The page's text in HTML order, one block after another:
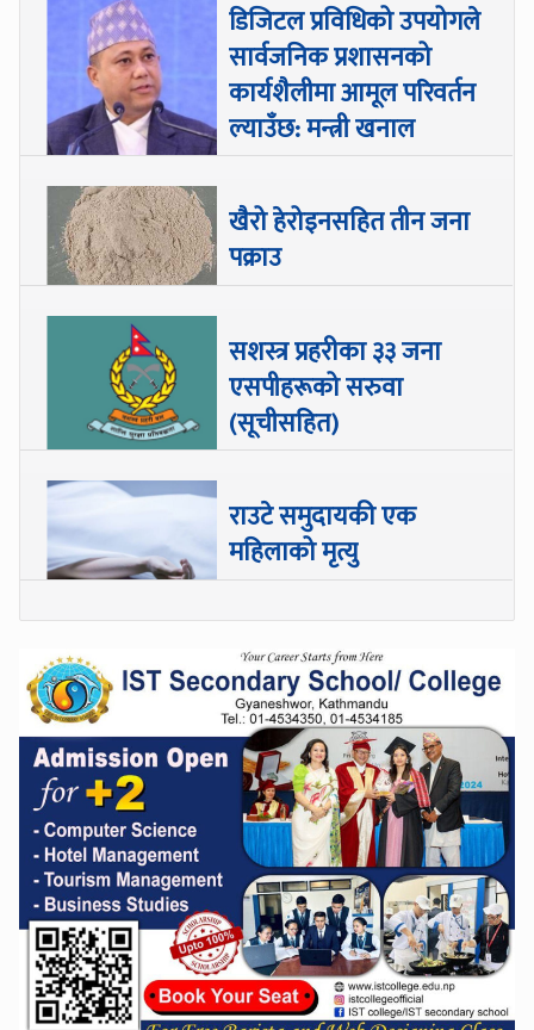
डिजिटल प्रविधिको उपयोगले
सार्वजनिक प्रशासनको
कार्यशैलीमा आमूल परिवर्तन
ल्याउँछ: मन्त्री खनाल
खैरो हेरोइनसहित तीन जना
पक्राउ
सशस्त्र प्रहरीका ३३ जना
एसपीहरूको सरुवा
(सूचीसहित)
राउटे समुदायकी एक
महिलाको मृत्यु